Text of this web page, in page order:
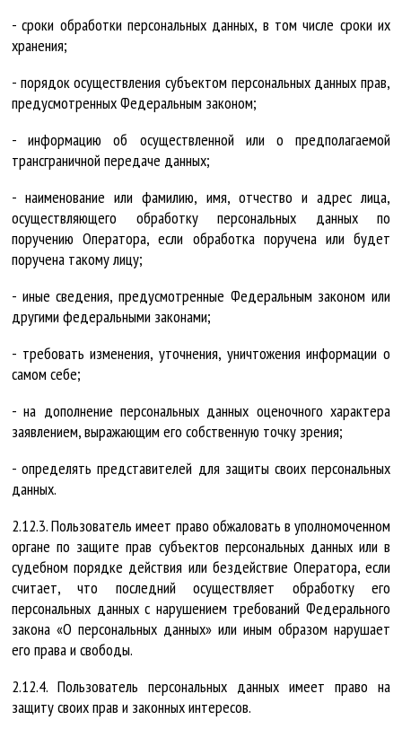
- сроки обработки персональных данных, в том числе сроки их
хранения;
- порядок осуществления субъектом персональных данных прав,
предусмотренных Федеральным законом;
- информацию об осуществленной или о предполагаемой
трансграничной передаче данных;
- наименование или фамилию, имя, отчество и адрес лица,
осуществляющего обработку персональных данных по
поручению Оператора, если обработка поручена или будет
поручена такому лицу;
- иные сведения, предусмотренные Федеральным законом или
другими федеральными законами;
- требовать изменения, уточнения, уничтожения информации о
самом себе;
- на дополнение персональных данных оценочного характера
заявлением, выражающим его собственную точку зрения;
- определять представителей для защиты своих персональных
данных.
2.12.3. Пользователь имеет право обжаловать в уполномоченном
органе по защите прав субъектов персональных данных или в
судебном порядке действия или бездействие Оператора, если
считает, что последний осуществляет обработку его
персональных данных с нарушением требований Федерального
закона «О персональных данных» или иным образом нарушает
его права и свободы.
2.12.4. Пользователь персональных данных имеет право на
защиту своих прав и законных интересов.